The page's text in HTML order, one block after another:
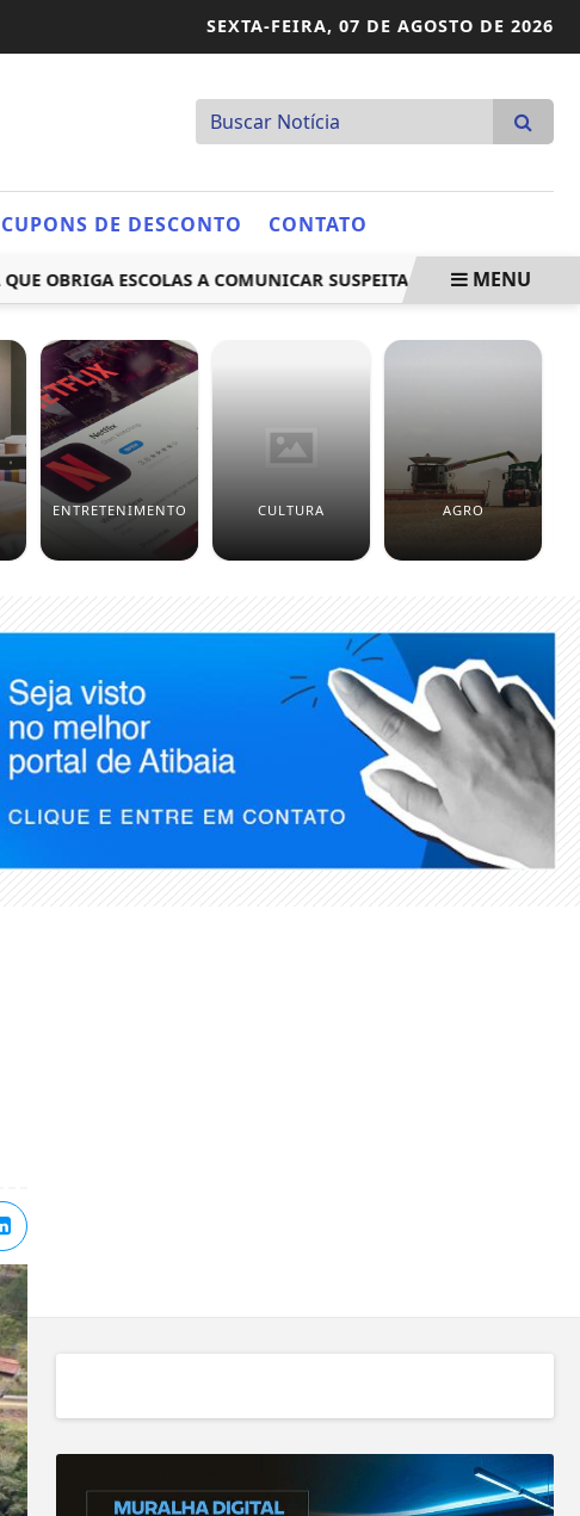
SEXTA-FEIRA, 07 DE AGOSTO DE 2026
CUPONS DE DESCONTO CONTATO
ESCOLAS A COMUNICAR SUSPEITA DE TRABALHO INFANTIL
MENU
ENTRETENIMENTO CULTURA AGRO